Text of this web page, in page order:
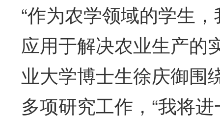
“作为农学领域的学生
应用于解决农业生产的
业大学博士生徐庆御围
多项研究工作，“我将